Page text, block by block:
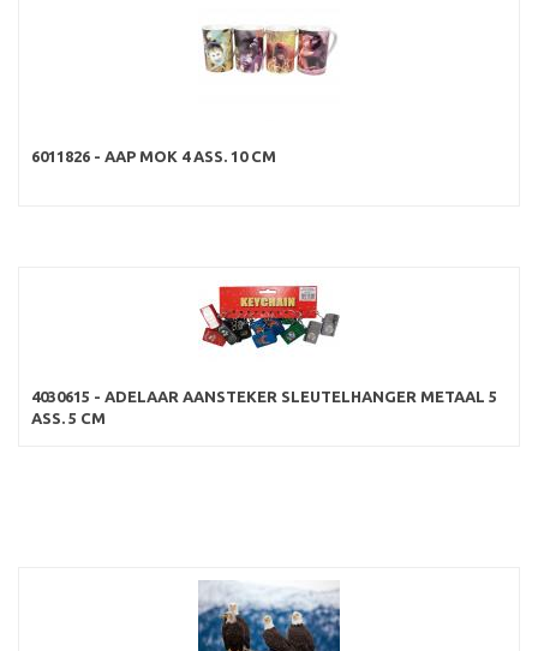
6011826 - AAP MOK 4 ASS. 10 CM
4030615 - ADELAAR AANSTEKER SLEUTELHANGER METAAL 5
ASS. 5 CM